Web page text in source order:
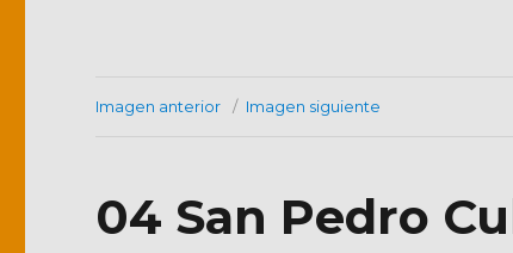
Imagen anterior Imagen siguiente
04 San Pedro